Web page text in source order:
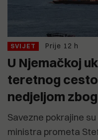
SVIJET Prije 12 h
U Njemačkoj
teretnog
nedjeljom
Savezne pokrajine
ministra prometa